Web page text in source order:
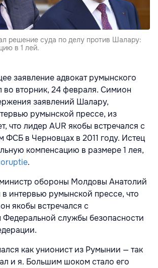
решение суда по делу против Шалару:
в 1 лей.
заявление адвокат румынского
во вторник, 24 февраля. Симион
заявлений Шалару,
румынской прессе, из
что лидер AUR якобы встречался с
ФСБ в Черновцах в 2011 году. Истец
компенсацию в размере 1 лея,
.
обороны Молдовы Анатолий
интервью румынской прессе, что
якобы встречался с
Федеральной службы безопасности
как унионист из Румынии — так
и я. Большим шоком стало его